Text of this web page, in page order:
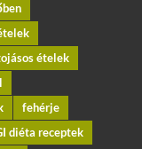
ételek
fehérje
diéta receptek